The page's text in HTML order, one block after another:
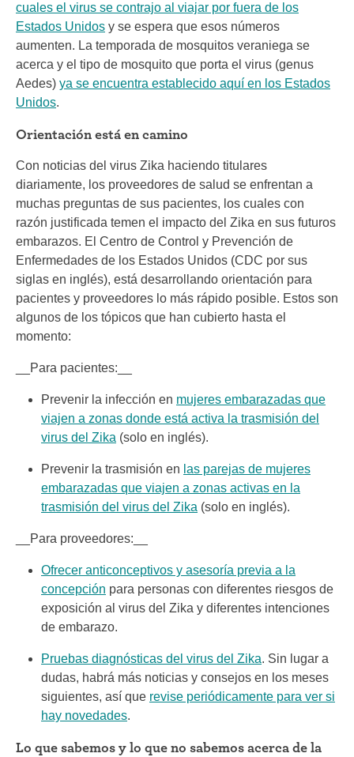
cuales el virus se contrajo al viajar por fuera de los
Estados Unidos y se espera que esos números
aumenten. La temporada de mosquitos veraniega se
acerca y el tipo de mosquito que porta el virus (genus
Aedes) ya se encuentra establecido aquí en los Estados
Unidos.
Orientación está en camino
Con noticias del virus Zika haciendo titulares
diariamente, los proveedores de salud se enfrentan a
muchas preguntas de sus pacientes, los cuales con
razón justificada temen el impacto del Zika en sus futuros
embarazos. El Centro de Control y Prevención de
Enfermedades de los Estados Unidos (CDC por sus
siglas en inglés), está desarrollando orientación para
pacientes y proveedores lo más rápido posible. Estos son
algunos de los tópicos que han cubierto hasta el
momento:
__Para pacientes:__
Prevenir la infección en mujeres embarazadas que
viajen a zonas donde está activa la trasmisión del
virus del Zika (solo en inglés).
Prevenir la trasmisión en las parejas de mujeres
embarazadas que viajen a zonas activas en la
trasmisión del virus del Zika (solo en inglés).
__Para proveedores:__
Ofrecer anticonceptivos y asesoría previa a la
concepción para personas con diferentes riesgos de
exposición al virus del Zika y diferentes intenciones
de embarazo.
Pruebas diagnósticas del virus del Zika. Sin lugar a
dudas, habrá más noticias y consejos en los meses
siguientes, así que revise periódicamente para ver si
hay novedades.
Lo que sabemos y lo que no sabemos acerca de la